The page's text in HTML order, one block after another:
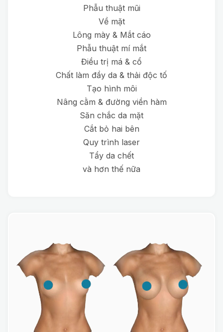
Phẫu thuật mũi
Về mặt
Lông mày & Mắt cáo
Phẫu thuật mí mắt
Điều trị má & cổ
Chất làm đầy da & thải độc tố
Tạo hình môi
Nâng cằm & đường viền hàm
Săn chắc da mặt
Cắt bỏ hai bên
Quy trình laser
Tẩy da chết
và hơn thế nữa